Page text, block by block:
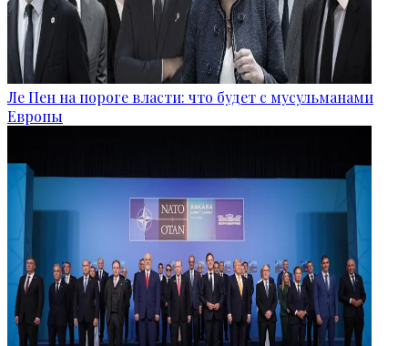
Ле Пен на пороге власти: что будет с мусульманами
Европы